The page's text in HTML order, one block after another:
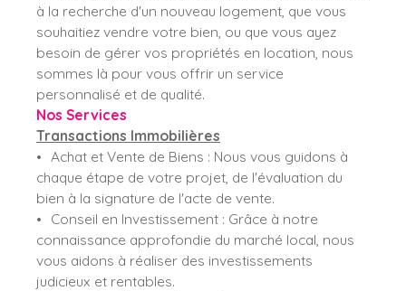
à la recherche d'un nouveau logement, que vous
souhaitiez vendre votre bien, ou que vous ayez
besoin de gérer vos propriétés en location, nous
sommes là pour vous offrir un service
personnalisé et de qualité.
Nos Services
Transactions Immobilières
Achat et Vente de Biens : Nous vous guidons à
chaque étape de votre projet, de l'évaluation du
bien à la signature de l'acte de vente.
Conseil en Investissement: Grâce à notre
connaissance approfondie du marché local, nous
vous aidons à réaliser des investissements
judicieux et rentables.